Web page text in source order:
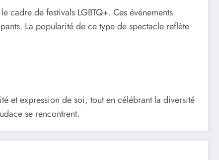
cadre de festivals LGBTQ+. Ces événements
La popularité de ce type de spectacle reflète
et expression de soi, tout en célébrant la diversité
se rencontrent.